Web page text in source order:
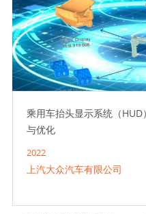
乘用车抬头显示系统（
与优化
2022
上汽大众汽车有限公司